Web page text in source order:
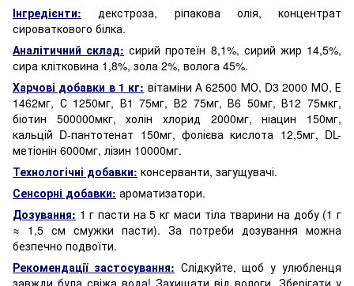
Інгредієнти: декстроза, ріпакова олія, концентрат
сироваткового білка.
Аналітичний склад: сирий протеїн 8,1%, сирий жир 14,5%,
сира клітковина 1,8%, зола 2%, волога 45%.
Харчові добавки в 1 кг: вітаміни А 62500 МО, D3 2000 МО, Е
1462мг, С 1250мг, В1 75мг, В2 75мг, В6 50мг, В12 75мкг,
біотин 500000мкг, холін хлорид 2000мг, ніацин 150мг,
кальцій D-пантотенат 150мг, фолієва кислота 12,5мг, DL-
метіонін 6000мг, лізин 10000мг.
Технологічні добавки: консерванти, загущувачі.
Сенсорні добавки: ароматизатори.
Дозування: 1 г пасти на 5 кг маси тіла тварини на добу (1 г
≈ 1,5 см смужки пасти). За потреби дозування можна
безпечно подвоїти.
Рекомендації застосування: Слідкуйте, щоб у улюбленця
завжди була свіжа вода! Захищати від вологи. Зберігати у